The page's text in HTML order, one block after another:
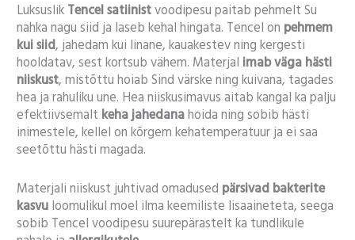
LuksuslikTencel satiinistvoodipesu paitab pehmelt Su
nahka nagu siid ja laseb kehal hingata. Tencel on pehmem
kui siid, jahedam kui linane, kauakestev ning kergesti
hooldatav, sest kortsub vähem. Materjal imab väga hästi
niiskust, mistõttu hoiab Sind värske ning kuivana, tagades
hea ja rahuliku une. Hea niiskusimavus aitab kangal ka palju
efektiivsemalt keha jahedanahoida ning sobib hästi
inimestele, kellel on kõrgem kehatemperatuur ja ei saa
seetõttu hästi magada.
Materjali niiskust juhtivad omadused pärsivad bakterite
kasvuloomulikul moel ilma keemiliste lisaaineteta, seega
sobib Tencel voodipesu suurepärastelt ka tundlikule